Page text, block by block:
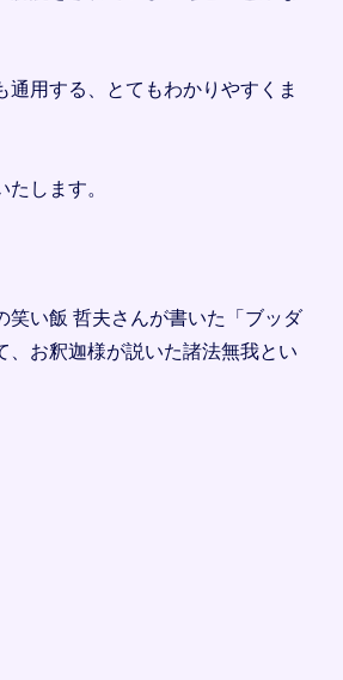
用する、とてもわかりやすくま
たします。
笑い飯 哲夫さんが書いた「ブッダ
、お釈迦様が説いた諸法無我とい